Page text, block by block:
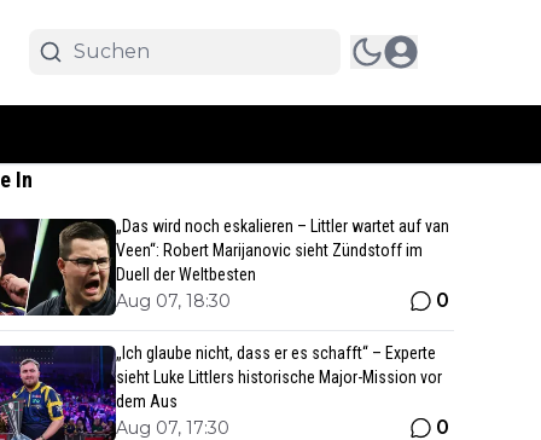
In
„Das wird noch eskalieren – Littler wartet auf van
Veen“: Robert Marijanovic sieht Zündstoff im
Duell der Weltbesten
Aug 07, 18:30 0
„Ich glaube nicht, dass er es schafft“ – Experte
sieht Luke Littlers historische Major-Mission vor
dem Aus
Aug 07, 17:30 0